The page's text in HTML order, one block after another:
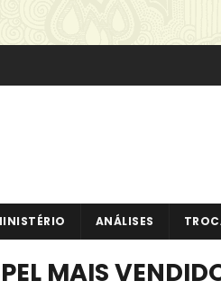
ANÁLISES
MAIS